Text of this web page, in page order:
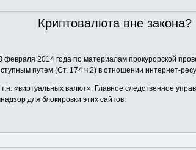
Криптовалюта вне закона?
февраля 2014 года по материалам прокурорской
путем (Ст. 174 ч.2) в отношении интернет-
«виртуальных валют». Главное следственное
для блокировки этих сайтов.